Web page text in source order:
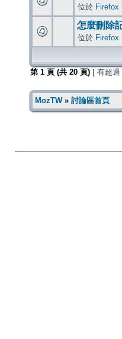
位於 Firefox
怎麼刪除
位於 Firefox
第 1 頁 (共 20 頁) [ 有超
MozTW» 討論區首頁